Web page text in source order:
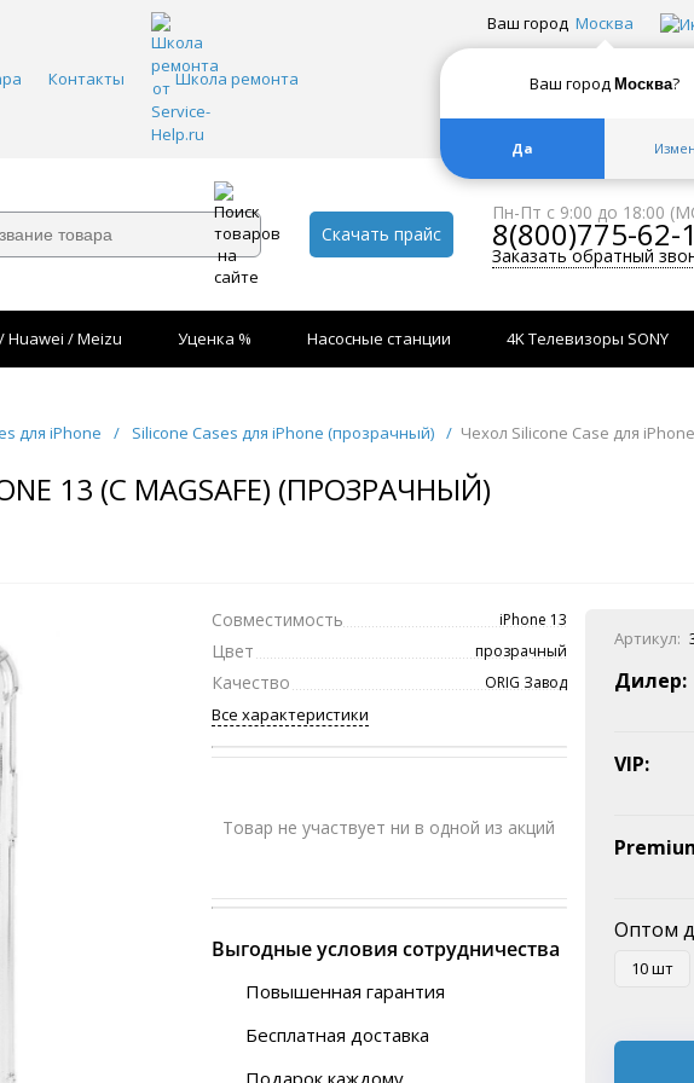
Ваш город Москва?
Да
Контакты Школа ремонта
Ваш город Москва
Скачать прайс
Пн-Пт с 9:00 до 18:00
8(800)775-62-
Заказать обратный
Huawei / Meizu Уценка % Насосные станции 4K Телевизоры SONY
для iPhone / Silicone Cases для iPhone (прозрачный) / Чехол Silicone Case для
13 (С MAGSAFE) (ПРОЗРАЧНЫЙ)
Совместимость iPhone 13
Цвет прозрачный
Качество ORIG Завод
Все характеристики
Товар не участвует ни в одной из акций
Выгодные условия сотрудничества
Повышенная гарантия
Бесплатная доставка
Подарок каждому
Артикул:
Дилер:
VIP:
Оптом
10 шт